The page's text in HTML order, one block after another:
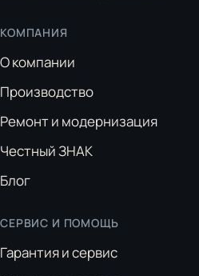
КОМПАНИЯ
О компании
Производство
Ремонт и модернизация
Честный ЗНАК
Блог
СЕРВИС И ПОМОЩЬ
Гарантия и сервис